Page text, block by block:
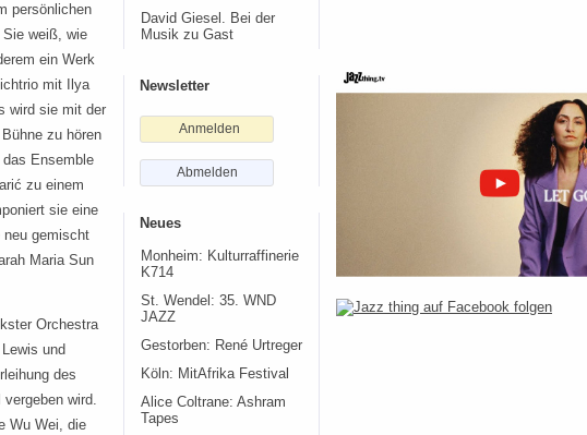
persönlichen
weiß, wie
ein Werk
mit Ilya
wird sie mit der
zu hören
Ensemble
zu einem
sie eine
gemischt
Maria Sun
Orchestra
und
des
wird.
Wu Wei, die
David Giesel. Bei der
Musik zu Gast
Newsletter
Anmelden
Abmelden
Neues
Monheim: Kulturraffinerie
K714
St. Wendel: 35. WND
JAZZ
Gestorben: René Urtreger
Köln: MitAfrika Festival
Alice Coltrane: Ashram
Tapes